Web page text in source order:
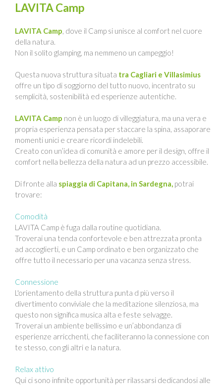
LAVITA Camp
LAVITA Camp, dove il Camp si unisce al comfort nel cuore
della natura.
Non il solito glamping, ma nemmeno un campeggio!
Questa nuova struttura situata tra Cagliari e Villasimius
offre un tipo di soggiorno del tutto nuovo, incentrato su
semplicità, sostenibilità ed esperienze autentiche.
LAVITA Camp non è un luogo di villeggiatura, ma una vera e
propria esperienza pensata per staccare la spina, assaporare
momenti unici e creare ricordi indelebili.
Creato con un’idea di comunità e amore per il design, offre il
comfort nella bellezza della natura ad un prezzo accessibile.
Di fronte alla spiaggia di Capitana, in Sardegna, potrai
trovare:
Comodità
LAVITA Camp è fuga dalla routine quotidiana.
Troverai una tenda confortevole e ben attrezzata pronta
ad accoglierti, e un Camp ordinato e ben organizzato che
offre tutto il necessario per una vacanza senza stress.
Connessione
L'orientamento della struttura punta d più verso il
divertimento conviviale che la meditazione silenziosa, ma
questo non significa musica alta e feste selvagge.
Troverai un ambiente bellissimo e un’abbondanza di
esperienze arricchenti, che faciliteranno la connessione con
te stesso, con gli altri e la natura.
Relax attivo
Qui ci sono infinite opportunità per rilassarsi dedicandosi alle